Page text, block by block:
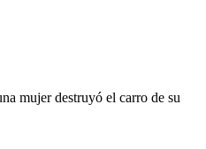
mujer destruyó el carro de su